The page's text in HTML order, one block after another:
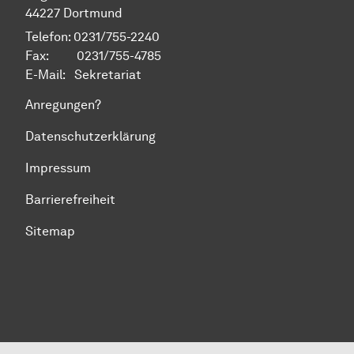
44227 Dortmund
Telefon: 0231/755-2240
Fax: 0231/755-4785
E-Mail: Sekretariat
Anregungen?
Datenschutzerklärung
Impressum
Barrierefreiheit
Sitemap